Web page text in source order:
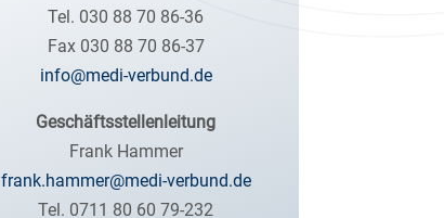
Tel. 030 88 70 86-36
Fax 030 88 70 86-37
info@medi-verbund.de
Geschäftsstellenleitung
Frank Hammer
frank.hammer@medi-verbund.de
Tel. 0711 80 60 79-232